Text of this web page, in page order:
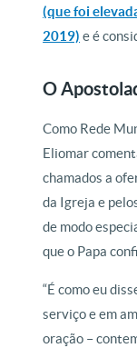
(que foi
2019) e é
O
Como Rede
Eliomar
chamados a
da Igreja e
de modo
que o Papa
“É como eu
serviço e em
oração –